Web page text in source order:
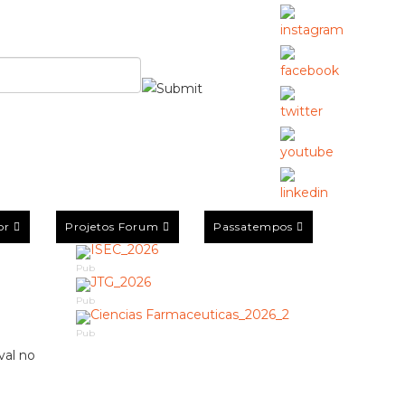
Projetos Forum Passatempos
no
Pub
Pub
Pub